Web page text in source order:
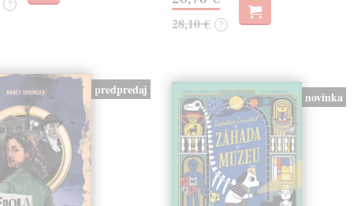
?
28,10 € ?
predpredaj novinka